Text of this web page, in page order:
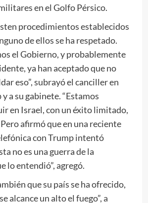
en el Golfo Pérsico.
procedimientos establecidos
de ellos se ha respetado.
el Gobierno, y probablemente
ya han aceptado que no
eso”, subrayó el canciller en
a su gabinete. “Estamos
en Israel, con un éxito limitado,
afirmó que en una reciente
con Trump intentó
no es una guerra de la
lo entendió”, agregó.
que su país se ha ofrecido,
alcance un alto el fuego”, a